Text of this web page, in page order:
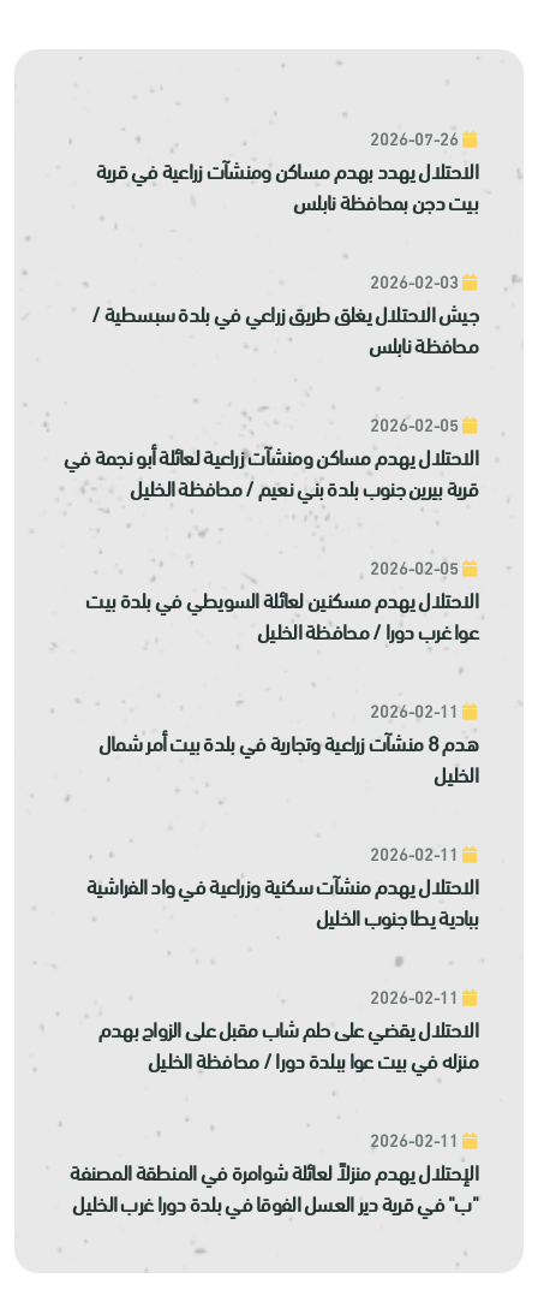
الاحتلال يهدد بهدم مساكن ومنشآت زراعية في قرية
بيت دجن بمحافظة نابلس
جيش الاحتلال يغلق طريق زراعي في بلدة سبسطية /
محافظة نابلس
الاحتلال يهدم مساكن ومنشآت زراعية لعائلة أبو نجمة في
قرية بيرين جنوب بلدة بني نعيم / محافظة الخليل
الاحتلال يهدم مسكنين لعائلة السويطي في بلدة بيت
عوا غرب دورا / محافظة الخليل
هدم 8 منشآت زراعية وتجارية في بلدة بيت أمر شمال
الخليل
الاحتلال يهدم منشآت سكنية وزراعية في واد الفراشية
ببادية يطا جنوب الخليل
الاحتلال يقضي على حلم شاب مقبل على الزواج بهدم
منزله في بيت عوا ببلدة دورا / محافظة الخليل
الإحتلال يهدم منزلاً لعائلة شوامرة في المنطقة المصنفة
"ب" في قرية دير العسل الفوقا في بلدة دورا غرب الخليل